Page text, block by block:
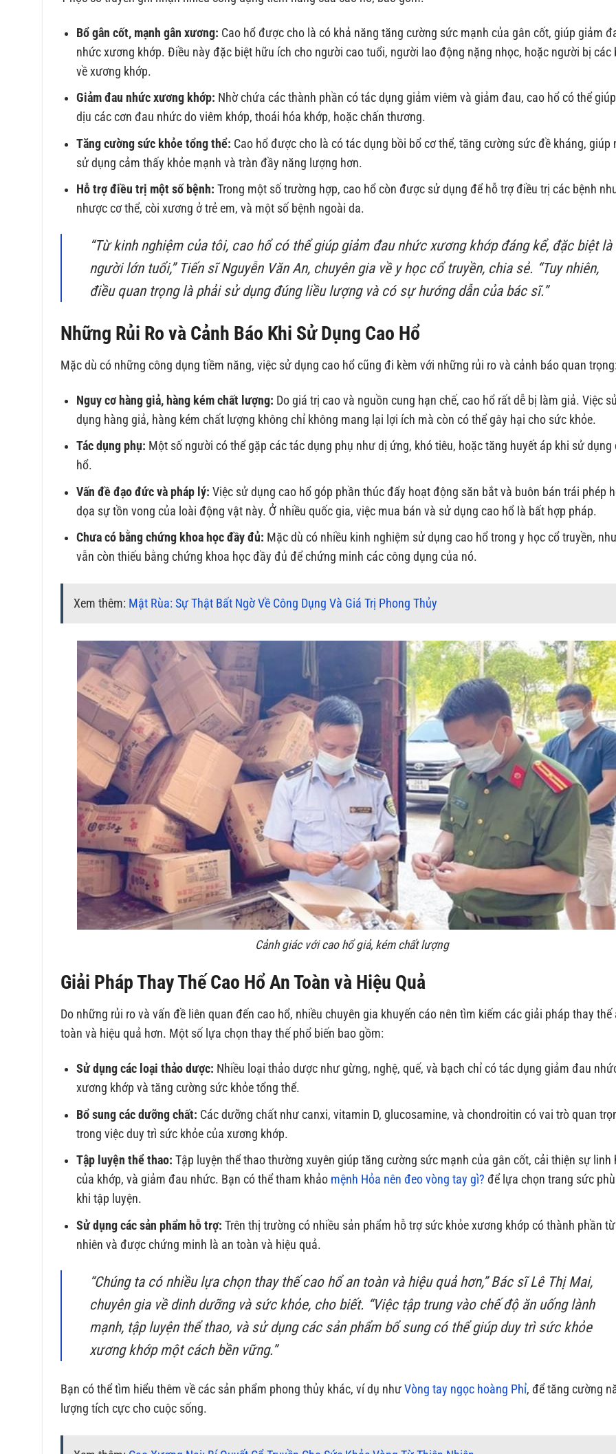
Bổ gân cốt, mạnh gân xương: Cao hổ được cho là có khả năng tăng cường sức mạnh của gân cốt, giúp giảm
nhức xương khớp. Điều này đặc biệt hữu ích cho người cao tuổi, người lao động nặng nhọc, hoặc người bị các
về xương khớp.
Giảm đau nhức xương khớp: Nhờ chứa các thành phần có tác dụng giảm viêm và giảm đau, cao hổ có thể
dịu các cơn đau nhức do viêm khớp, thoái hóa khớp, hoặc chấn thương.
Tăng cường sức khỏe tổng thể: Cao hổ được cho là có tác dụng bồi bổ cơ thể, tăng cường sức đề kháng, giúp
sử dụng cảm thấy khỏe mạnh và tràn đầy năng lượng hơn.
Hỗ trợ điều trị một số bệnh: Trong một số trường hợp, cao hổ còn được sử dụng để hỗ trợ điều trị các bệnh
nhược cơ thể, còi xương ở trẻ em, và một số bệnh ngoài da.
“Từ kinh nghiệm của tôi, cao hổ có thể giúp giảm đau nhức xương khớp đáng kể, đặc biệt là
người lớn tuổi,” Tiến sĩ Nguyễn Văn An, chuyên gia về y học cổ truyền, chia sẻ. “Tuy nhiên,
điều quan trọng là phải sử dụng đúng liều lượng và có sự hướng dẫn của bác sĩ.”
Những Rủi Ro và Cảnh Báo Khi Sử Dụng Cao Hổ
Mặc dù có những công dụng tiềm năng, việc sử dụng cao hổ cũng đi kèm với những rủi ro và cảnh báo quan
Nguy cơ hàng giả, hàng kém chất lượng: Do giá trị cao và nguồn cung hạn chế, cao hổ rất dễ bị làm giả. Việc
dụng hàng giả, hàng kém chất lượng không chỉ không mang lại lợi ích mà còn có thể gây hại cho sức khỏe.
Tác dụng phụ: Một số người có thể gặp các tác dụng phụ như dị ứng, khó tiêu, hoặc tăng huyết áp khi sử dụng
hổ.
Vấn đề đạo đức và pháp lý: Việc sử dụng cao hổ góp phần thúc đẩy hoạt động săn bắt và buôn bán trái phép
dọa sự tồn vong của loài động vật này. Ở nhiều quốc gia, việc mua bán và sử dụng cao hổ là bất hợp pháp.
Chưa có bằng chứng khoa học đầy đủ: Mặc dù có nhiều kinh nghiệm sử dụng cao hổ trong y học cổ truyền,
vẫn còn thiếu bằng chứng khoa học đầy đủ để chứng minh các công dụng của nó.
Xem thêm: Mật Rùa: Sự Thật Bất Ngờ Về Công Dụng Và Giá Trị Phong Thủy
Cảnh giác với cao hổ giả, kém chất lượng
Giải Pháp Thay Thế Cao Hổ An Toàn và Hiệu Quả
Do những rủi ro và vấn đề liên quan đến cao hổ, nhiều chuyên gia khuyến cáo nên tìm kiếm các giải pháp thay thế
toàn và hiệu quả hơn. Một số lựa chọn thay thế phổ biến bao gồm:
Sử dụng các loại thảo dược: Nhiều loại thảo dược như gừng, nghệ, quế, và bạch chỉ có tác dụng giảm đau
xương khớp và tăng cường sức khỏe tổng thể.
Bổ sung các dưỡng chất: Các dưỡng chất như canxi, vitamin D, glucosamine, và chondroitin có vai trò quan
trong việc duy trì sức khỏe của xương khớp.
Tập luyện thể thao: Tập luyện thể thao thường xuyên giúp tăng cường sức mạnh của gân cốt, cải thiện sự linh
của khớp, và giảm đau nhức. Bạn có thể tham khảo mệnh Hỏa nên đeo vòng tay gì? để lựa chọn trang sức
khi tập luyện.
Sử dụng các sản phẩm hỗ trợ: Trên thị trường có nhiều sản phẩm hỗ trợ sức khỏe xương khớp có thành phần
nhiên và được chứng minh là an toàn và hiệu quả.
“Chúng ta có nhiều lựa chọn thay thế cao hổ an toàn và hiệu quả hơn,” Bác sĩ Lê Thị Mai,
chuyên gia về dinh dưỡng và sức khỏe, cho biết. “Việc tập trung vào chế độ ăn uống lành
mạnh, tập luyện thể thao, và sử dụng các sản phẩm bổ sung có thể giúp duy trì sức khỏe
xương khớp một cách bền vững.”
Bạn có thể tìm hiểu thêm về các sản phẩm phong thủy khác, ví dụ nhưVòng tay ngọc hoàng Phỉ, để tăng cường
lượng tích cực cho cuộc sống.